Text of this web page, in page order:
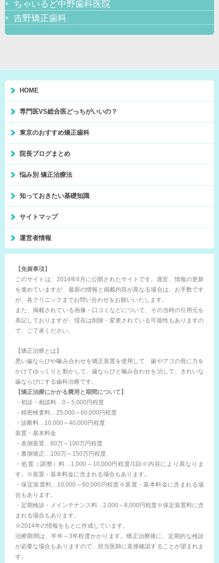
ちゃいるど中野歯科医院
吉野矯正歯科
HOME
専門医VS総合医どっちがいいの？
東京のおすすめ矯正歯科
院長ブログまとめ
悩み別 矯正治療法
知っておきたい基礎知識
サイトマップ
運営者情報
【免責事項】
このサイトは、2014年6月に公開されたサイトです。適宜、情報の更新
を進めていますが、最新の情報と掲載内容が異なる場合は、お手数です
が、各クリニックまでお問い合わせをお願いいたします。
また、掲載されている画像・口コミなどについて、その当時の引用元を
表記しておりますが、現在は削除・変更されている可能性もありますの
で、ご了承ください。
【矯正治療とは】
悪い歯ならびや噛み合わせを矯正装置を使用して、歯やアゴの骨に力を
かけてゆっくりと動かして、歯ならびと噛み合わせを治して、きれいな
歯ならびにする歯科治療です。
【矯正治療にかかる費用と期間について】
・初診・相談料…0～5,000円程度
・精密検査料…25,000～60,000円程度
・診断料…10,000～40,000円程度
装置・基本料金
・表側装置…60万～100万円程度
・裏側矯正…100万～150万円程度
・処置（調整）料…1,000～10,000円程度/1回※内容により異なりま
す。※装置・基本料金に含まれる場合もあります。
・保定装置料…10,000～60,000円程度※装置・基本料金に含まれる場
合もあります。
・定期検診・メインテナンス料…2,000～8,000円程度※保定装置料に含
まれる場合もあります。
※2014年の情報をもとに作成しています。
治療期間は、半年～3年程度かかります。矯正治療後に、定期的な検診
が必要な場合もありますので、担当医師に直接確認することが望まれま
す。